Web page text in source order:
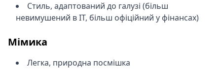
Стиль, адаптований до галузі (більш
невимушений в IT, більш офіційний у фінансах)
Мімика
Легка, природна посмішка